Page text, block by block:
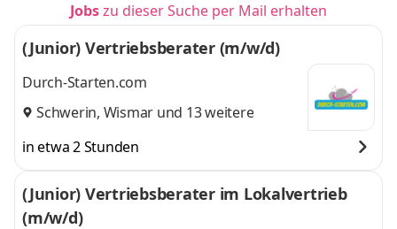
Jobszu dieser Suche per Mail erhalten
(Junior) Vertriebsberater (m/w/d)
Durch-Starten.com
Schwerin, Wismar und 13 weitere
in etwa 2 Stunden
(Junior) Vertriebsberater im Lokalvertrieb
(m/w/d)